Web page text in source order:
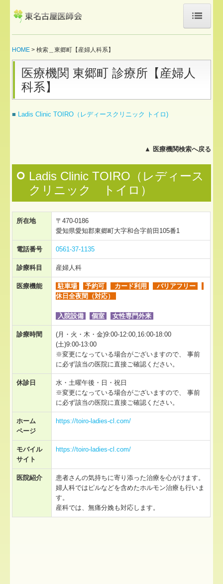
医師会について
新規入会希望の方へ
休日急病診療所
東名医総研 やまびこ
やまびこ東郷
やまびこ認定栄養ケアステーション
HOME 検索＿東郷町【産婦人科系】
医療機関 東郷町 診療所【産婦人
科系】
■ Ladis Clinic TOIRO（レディースクリニック トイロ)
▲ 医療機関検索へ戻る
Ladis Clinic TOIRO（レディース
クリニック トイロ）
所在地
〒470-0186
愛知県愛知郡東郷町大字和合字前田105番1
電話番号 0561-37-1135
診療科目 産婦人科
医療機能 駐車場 予約可 カード利用
バリアフリー
休日全夜間（対応）
入院設備 個室 女性専門外来
診療時間
(月・火・木・金)9:00-12:00,16:00-18:00
(土)9:00-13:00
※変更になっている場合がございますので、 事前
に必ず該当の医院に直接ご確認ください。
休診日
水・土曜午後・日・祝日
※変更になっている場合がございますので、 事前
に必ず該当の医院に直接ご確認ください。
ホーム
ページ
https://toiro-ladies-cl.com/
モバイル
サイト
https://toiro-ladies-cl.com/
医院紹介
患者さんの気持ちに寄り添った治療を心がけます。
婦人科ではピルなどを含めたホルモン治療も行いま
す。
産科では、無痛分娩も対応します。